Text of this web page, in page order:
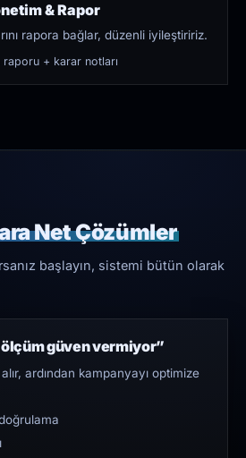
& Rapor
rapora bağlar, düzenli iyileştiririz.
raporu + karar notları
Net Çözümler
başlayın, sistemi bütün olarak
güven vermiyor”
ardından kampanyayı optimize